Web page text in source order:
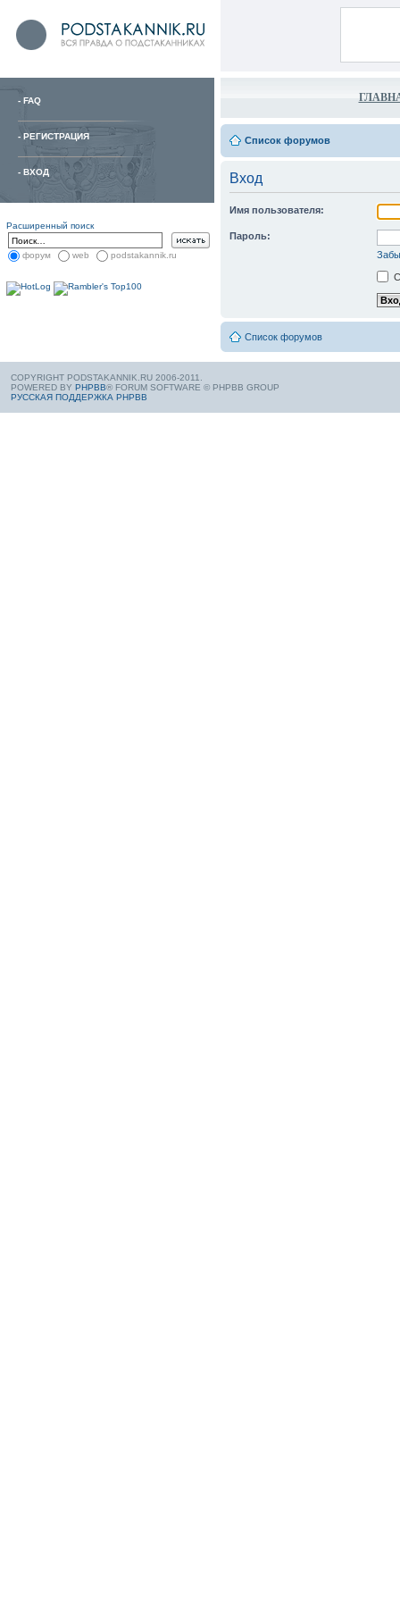
- FAQ
- РЕГИСТРАЦИЯ
- ВХОД
Расширенный поиск
форум web podstakannik.ru
Список форумов
Вход
Имя пользователя:
Пароль:
Список форумов
COPYRIGHT PODSTAKANNIK.RU 2006-2011.
POWERED BY PHPBB® FORUM SOFTWARE © PHPBB GROUP
РУССКАЯ ПОДДЕРЖКА PHPBB